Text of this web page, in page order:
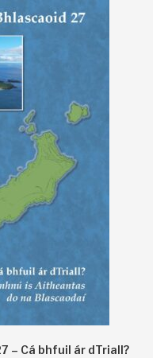
– Cá bhfuil ár dTriall?